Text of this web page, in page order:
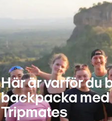
Här är varför du
backpacka med
Tripmates